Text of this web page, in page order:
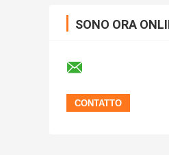
SONO ORA